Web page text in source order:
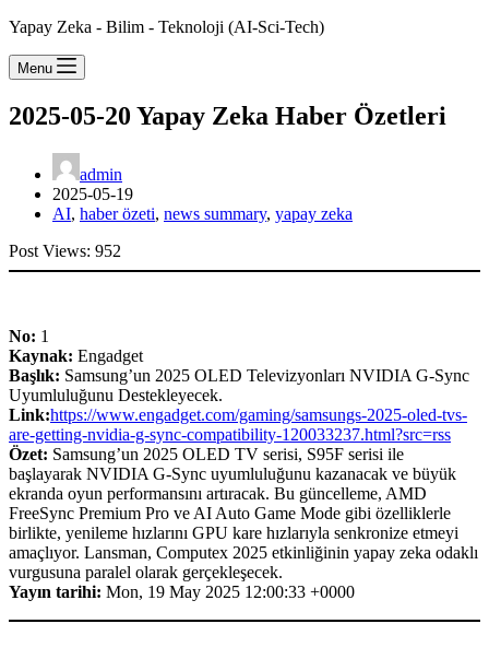
Yapay Zeka - Bilim - Teknoloji (AI-Sci-Tech)
Menu
2025-05-20 Yapay Zeka Haber Özetleri
admin
2025-05-19
AI, haber özeti, news summary, yapay zeka
Post Views: 952
No: 1
Kaynak: Engadget
Başlık: Samsung’un 2025 OLED Televizyonları NVIDIA G-Sync
Uyumluluğunu Destekleyecek.
Link:https://www.engadget.com/gaming/samsungs-2025-oled-tvs-
are-getting-nvidia-g-sync-compatibility-120033237.html?src=rss
Özet: Samsung’un 2025 OLED TV serisi, S95F serisi ile
başlayarak NVIDIA G-Sync uyumluluğunu kazanacak ve büyük
ekranda oyun performansını artıracak. Bu güncelleme, AMD
FreeSync Premium Pro ve AI Auto Game Mode gibi özelliklerle
birlikte, yenileme hızlarını GPU kare hızlarıyla senkronize etmeyi
amaçlıyor. Lansman, Computex 2025 etkinliğinin yapay zeka odaklı
vurgusuna paralel olarak gerçekleşecek.
Yayın tarihi: Mon, 19 May 2025 12:00:33 +0000